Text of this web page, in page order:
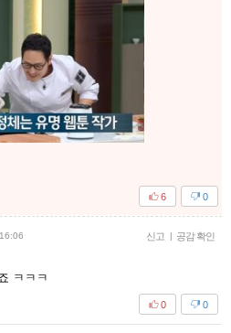
0
6
신고 | 공감 확인
ㅋㅋㅋ
0
0